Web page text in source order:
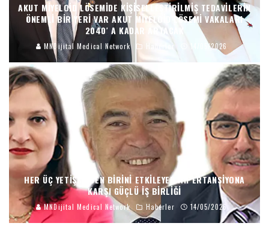
AKUT MIYELOID LÖSEMIDE KIŞISELLEŞTIRILMIŞ TEDAVILERIN
ÖNEMLI BIR YERI VAR AKUT MIYELOID LÖSEMI VAKALARI
2040′ A KADAR ARTACAK
MNDijital Medical Network Haberler 14/05/2026
HER ÜÇ YETIŞKINDEN BIRINI ETKILEYEN HIPERTANSIYONA
KARŞI GÜÇLÜ İŞ BIRLIĞI
MNDijital Medical Network Haberler 14/05/2026